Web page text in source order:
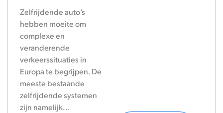
Zelfrijdende auto’s
hebben moeite om
complexe en
veranderende
verkeerssituaties in
Europa te begrijpen. De
meeste bestaande
zelfrijdende systemen
zijn namelijk...